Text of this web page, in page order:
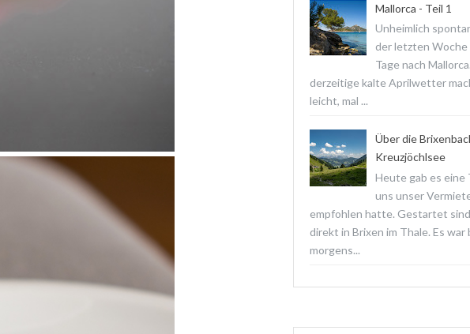
Mallorca - Teil 1
Unheimlich
der letzten Woche
Tage nach
derzeitige kalte Aprilwetter
leicht, mal ...
Über die
Kreuzjöchlsee
Heute gab es eine
uns unser
empfohlen hatte. Gestartet
direkt in Brixen im Thale. Es
morgens...